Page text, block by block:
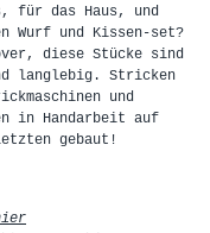
für das Haus, und
Wurf und Kissen-set?
diese Stücke sind
langlebig. Stricken
und
in Handarbeit auf
gebaut!